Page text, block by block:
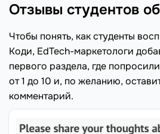
Отзывы студентов
Чтобы понять, как студенты
Коди, EdTech-маркетологи
первого раздела, где
от 1 до 10 и, по желанию,
комментарий.